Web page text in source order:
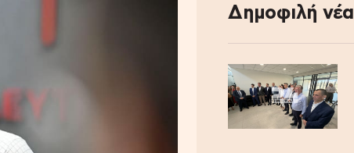
Δημοφιλή νέα